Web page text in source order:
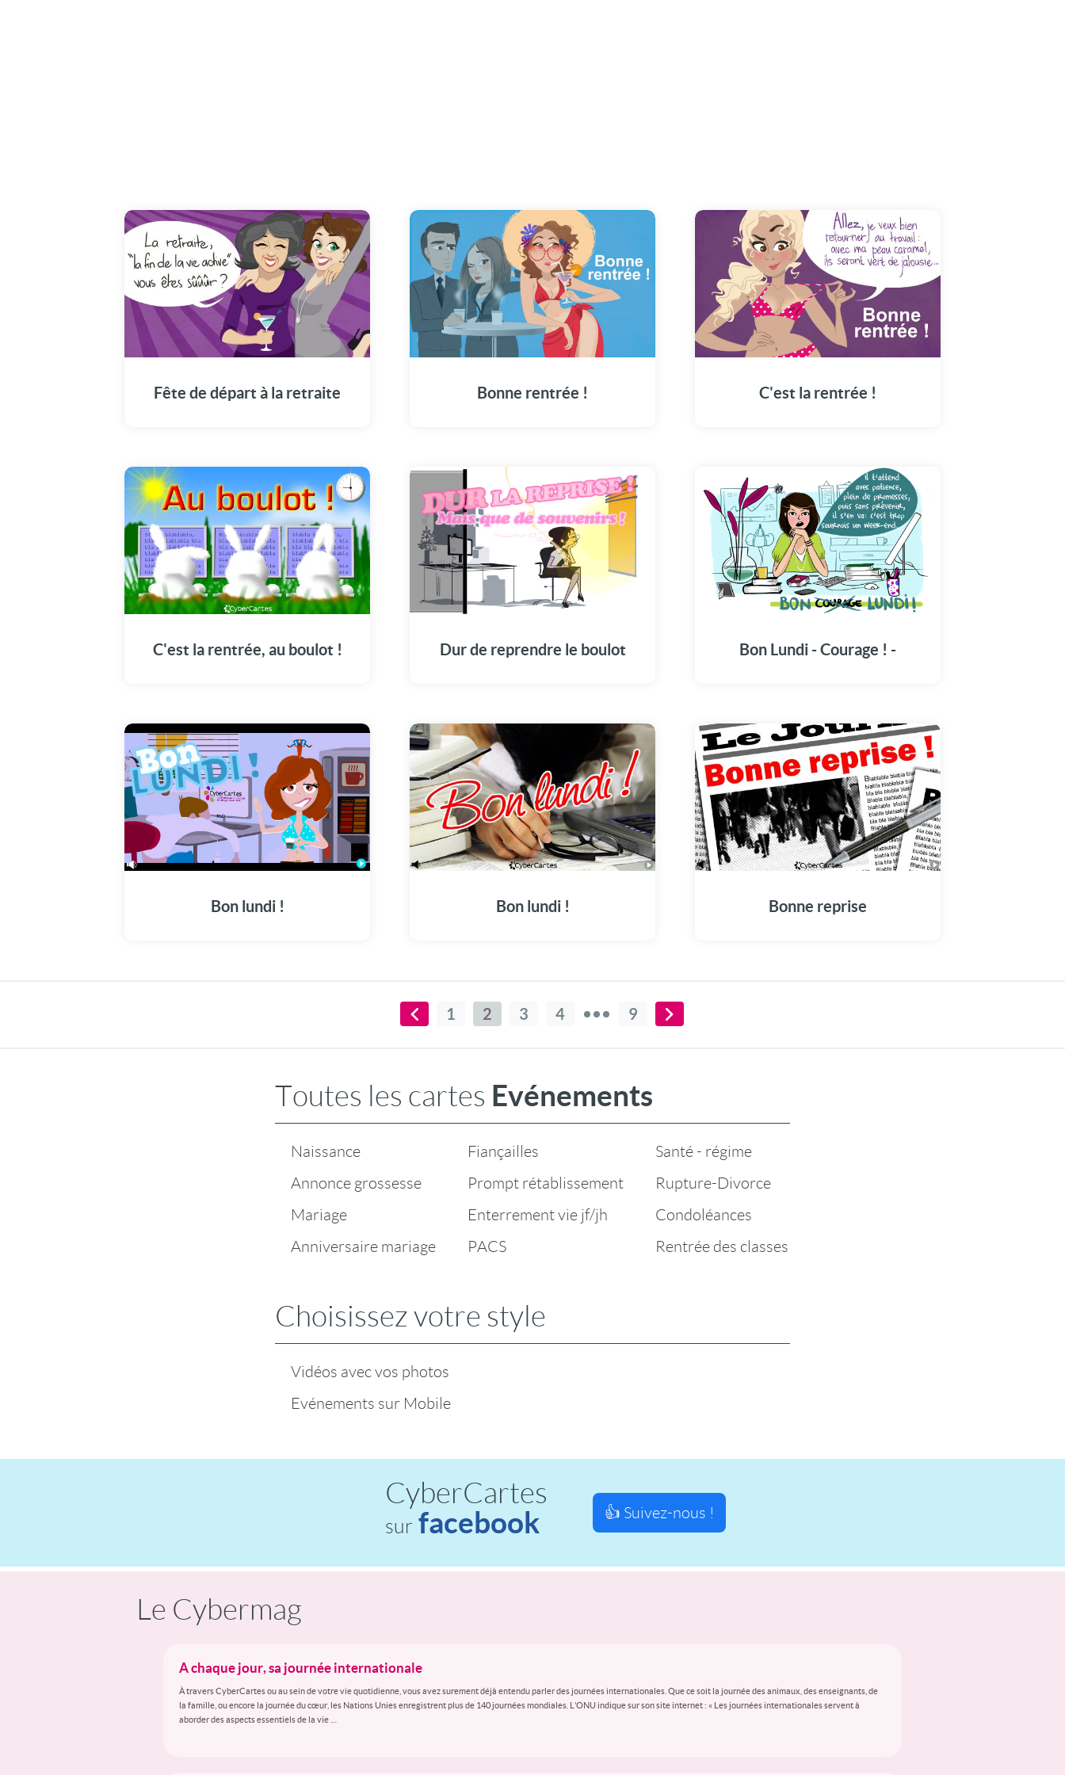
Fête de départ à la retraite Bonne rentrée ! C'est la rentrée !
C'est la rentrée, au boulot ! Dur de reprendre le boulot Bon Lundi - Courage ! -
Bon lundi ! Bon lundi ! Bonne reprise
1 2 3 4 9
Toutes les cartes Evénements
Naissance
Annonce grossesse
Mariage
Anniversaire mariage
Fiançailles
Prompt rétablissement
Enterrement vie jf/jh
PACS
Santé - régime
Rupture-Divorce
Condoléances
Rentrée des classes
Choisissez votre style
Vidéos avec vos photos
Evénements sur Mobile
CyberCartes
sur facebook 👍 Suivez-nous !
Le Cybermag
A chaque jour, sa journée internationale
À travers CyberCartes ou au sein de votre vie quotidienne, vous avez surement déjà entendu parler des journées internationales. Que ce soit la journée des animaux, des enseignants, de
la famille, ou encore la journée du cœur, les Nations Unies enregistrent plus de 140 journées mondiales. L’ONU indique sur son site internet : « Les journées internationales servent à
aborder des aspects essentiels de la vie …